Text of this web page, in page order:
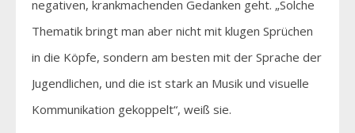
negativen, krankmachenden Gedanken geht. „Solche
Thematik bringt man aber nicht mit klugen Sprüchen
in die Köpfe, sondern am besten mit der Sprache der
Jugendlichen, und die ist stark an Musik und visuelle
Kommunikation gekoppelt“, weiß sie.